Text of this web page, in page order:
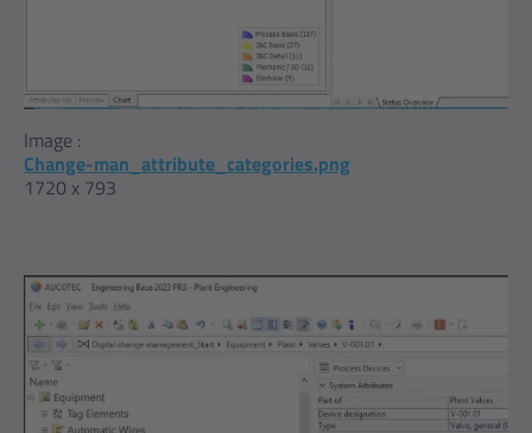
Image :
Change-man_attribute_categories.png
1720 x 793